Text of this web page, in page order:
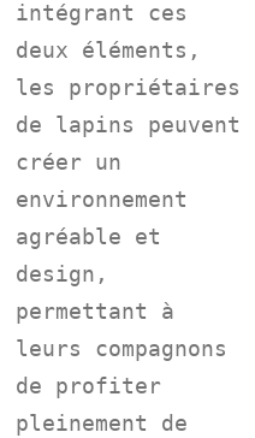
intégrant ces
deux éléments,
les propriétaires
de lapins peuvent
créer un
environnement
agréable et
design,
permettant à
leurs compagnons
de profiter
pleinement de